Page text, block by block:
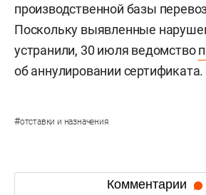
производственной базы
Поскольку выявленные
устранили, 30 июля ведомство
об аннулировании сертификата.
#отставки и назначения
Комментарии